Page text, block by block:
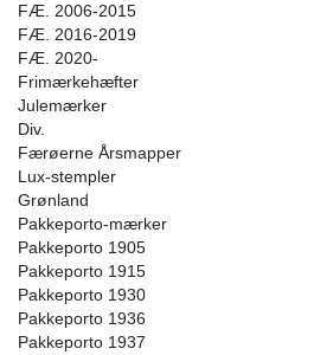
FÆ. 2006-2015
FÆ. 2016-2019
FÆ. 2020-
Frimærkehæfter
Julemærker
Div.
Færøerne Årsmapper
Lux-stempler
Grønland
Pakkeporto-mærker
Pakkeporto 1905
Pakkeporto 1915
Pakkeporto 1930
Pakkeporto 1936
Pakkeporto 1937